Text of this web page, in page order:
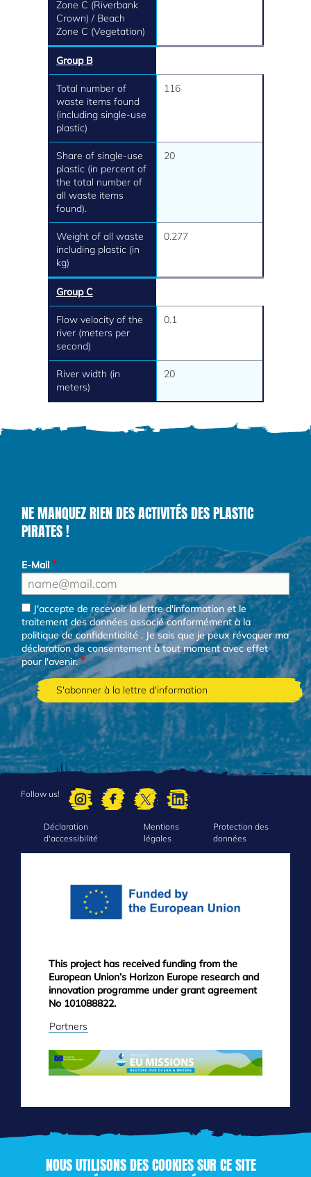
NOUS UTILISONS DES COOKIES SUR CE SITE
Zone C (Riverbank
Crown) / Beach
Zone C (Vegetation)
Group B
Total number of
waste items found
(including single-use
plastic)
116
Share of single-use
plastic (in percent of
the total number of
all waste items
found).
20
Weight of all waste
including plastic (in
kg)
0.277
Group C
Flow velocity of the
river (meters per
second)
0.1
River width (in
meters)
20
NE MANQUEZ RIEN DES ACTIVITÉS DES PLASTIC
PIRATES !
E-Mail
J'accepte de recevoir la lettre d'information et le
traitement des données associé conformément à la
politique de confidentialité . Je sais que je peux révoquer ma
déclaration de consentement à tout moment avec effet
pour l'avenir.
Follow us!
FOOTER
MENU
Déclaration
d'accessibilité
Mentions
légales
Protection des
données
This project has received funding from the
European Union’s Horizon Europe research and
innovation programme under grant agreement
No 101088822.
Partners